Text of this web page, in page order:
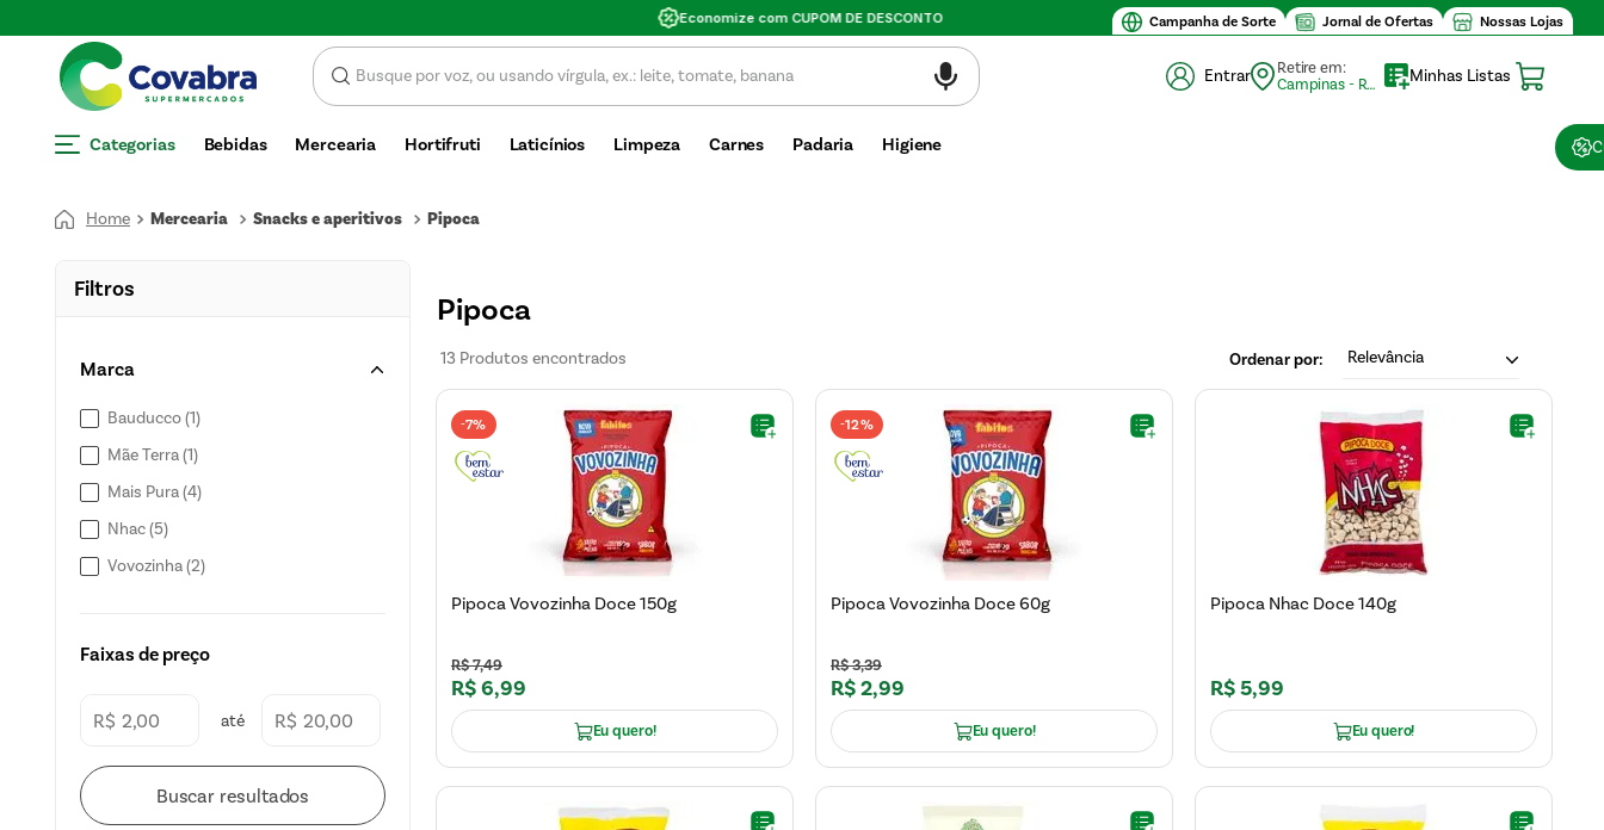
Campanha de Sorte Jornal de Ofertas Nossas Lojas
Valor mínimo de compra $30
Entrar
Retire em:
Campinas - Retirada (10)
Minhas Listas
Categorias Bebidas Mercearia Hortifruti Laticínios Limpeza Carnes Padaria Higiene
Mercearia Snacks e aperitivos Pipoca
Filtros
Marca
Bauducco (1)
Mãe Terra (1)
Mais Pura (4)
Nhac (5)
Vovozinha (2)
Faixas de preço
R$ R$
Pipoca
13 Produtos Relevância
-7%
Pipoca Vovozinha Doce 150g
R$7,49
R$6,99
Eu quero!
-12%
Pipoca Vovozinha Doce 60g
R$3,39
R$2,99
Eu quero!
Pipoca Nhac Doce 140g
R$5,99
Eu quero!